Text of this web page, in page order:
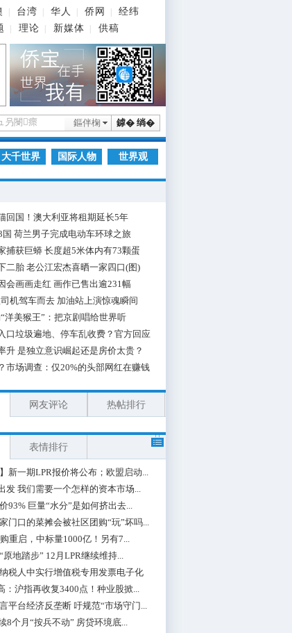
台湾 华人 侨网
经纬
理论 新媒体 供稿
鎼� 绱�
鏂伴椈
大千世界 国际人物 世界观
回国！澳大利亚将租期延长5年
国 荷兰男子完成电动车环球之旅
捕获巨蟒 长度超5米体内有73颗蛋
二胎 老公江宏杰喜晒一家四口(图)
会画画走红 画作已售出逾231幅
机驾车而去 加油站上演惊魂瞬间
洋美猴王”：把京剧唱给世界听
口垃圾遍地、停车乱收费？官方回应
升 是独立意识崛起还是房价太贵？
市场调查：仅20%的头部网红在赚钱
网友评论 热帖排行
表情排行
】新一期LPR报价将公布；欧盟启动...
发 我们需要一个怎样的资本市场...
93% 巨量“水分”是如何挤出去...
门口的菜摊会被社区团购“玩”坏吗...
重启，中标量1000亿！另有7...
原地踏步” 12月LPR继续维持...
税人中实行增值税专用发票电子化
：沪指再收复3400点！种业股掀...
平台经济反垄断 吁规范“市场守门...
8个月“按兵不动” 房贷环境底...